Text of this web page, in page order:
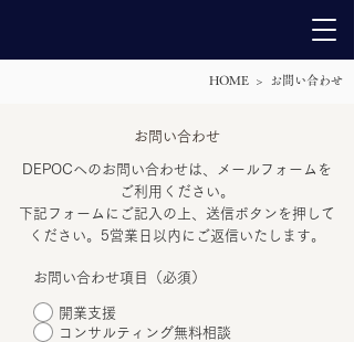
HOME > お問い合わせ
お問い合わせ
DEPOCへのお問い合わせは、メールフォームを
ご利用ください。
下記フォームにご記入の上、送信ボタンを押して
ください。5営業日以内にご返信いたします。
お問い合わせ項目（必須）
開業支援
コンサルティング無料相談